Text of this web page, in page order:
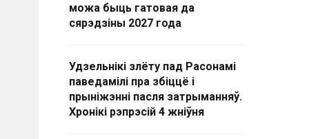
можа быць гатовая да
сярэдзіны 2027 года
Удзельнікі злёту пад Расонамі
паведамілі пра збіццё і
прыніжэнні пасля затрыманняў.
Хронікі рэпрэсій 4 жніўня